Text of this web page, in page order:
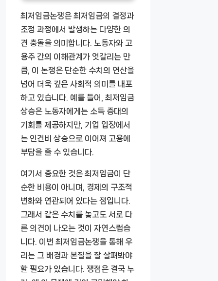
최저임금논쟁은 최저임금의 결정과
조정 과정에서 발생하는 다양한 의
견 충돌을 의미합니다. 노동자와 고
용주 간의 이해관계가 엇갈리는 만
큼, 이 논쟁은 단순한 수치의 연산을
넘어 더욱 깊은 사회적 의미를 내포
하고 있습니다. 예를 들어, 최저임금
상승은 노동자에게는 소득 증대의
기회를 제공하지만, 기업 입장에서
는 인건비 상승으로 이어져 고용에
부담을 줄 수 있습니다.
여기서 중요한 것은 최저임금이 단
순한 비용이 아니며, 경제의 구조적
변화와 연관되어 있다는 점입니다.
그래서 같은 수치를 놓고도 서로 다
른 의견이 나오는 것이 자연스럽습
니다. 이번 최저임금논쟁을 통해 우
리는 그 배경과 본질을 잘 살펴봐야
할 필요가 있습니다. 쟁점은 결국 누